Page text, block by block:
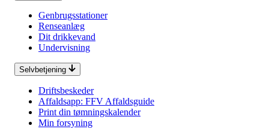
Genbrugsstationer
Renseanlæg
Dit drikkevand
Undervisning
Selvbetjening
Driftsbeskeder
Affaldsapp: FFV Affaldsguide
Print din tømningskalender
Min forsyning